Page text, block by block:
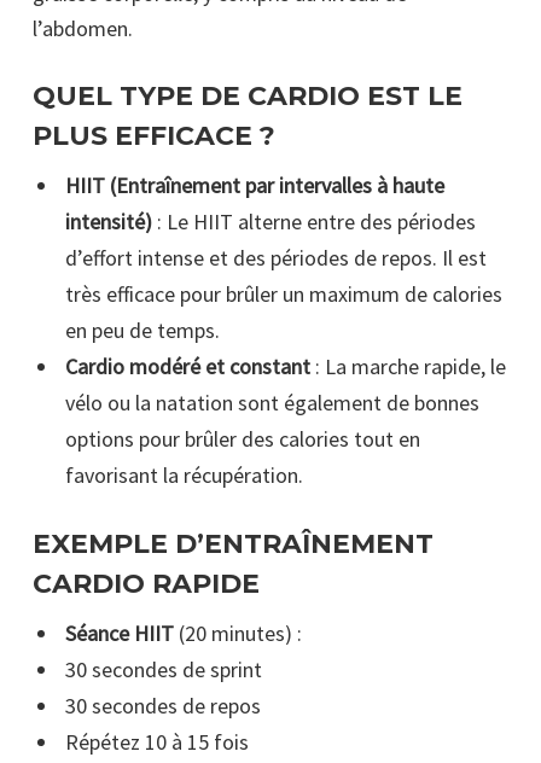
l’abdomen.
QUEL TYPE DE CARDIO EST LE
PLUS EFFICACE ?
HIIT (Entraînement par intervalles à haute
intensité): Le HIIT alterne entre des périodes
d’effort intense et des périodes de repos. Il est
très efficace pour brûler un maximum de calories
en peu de temps.
Cardio modéré et constant: La marche rapide, le
vélo ou la natation sont également de bonnes
options pour brûler des calories tout en
favorisant la récupération.
EXEMPLE D’ENTRAÎNEMENT
CARDIO RAPIDE
Séance HIIT(20 minutes) :
30 secondes de sprint
30 secondes de repos
Répétez 10 à 15 fois